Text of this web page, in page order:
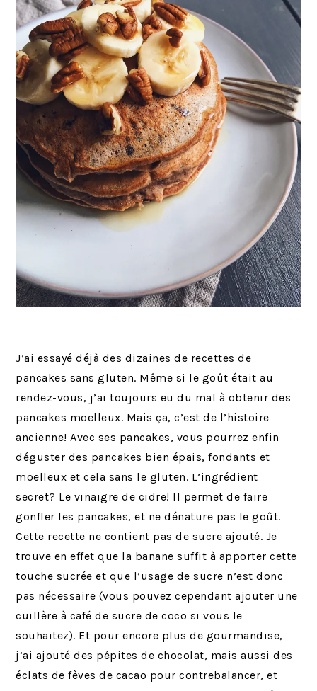
J’ai essayé déjà des dizaines de recettes de
pancakes sans gluten. Même si le goût était au
rendez-vous, j’ai toujours eu du mal à obtenir des
pancakes moelleux. Mais ça, c’est de l’histoire
ancienne! Avec ses pancakes, vous pourrez enfin
déguster des pancakes bien épais, fondants et
moelleux et cela sans le gluten. L’ingrédient
secret? Le vinaigre de cidre! Il permet de faire
gonfler les pancakes, et ne dénature pas le goût.
Cette recette ne contient pas de sucre ajouté. Je
trouve en effet que la banane suffit à apporter cette
touche sucrée et que l’usage de sucre n’est donc
pas nécessaire (vous pouvez cependant ajouter une
cuillère à café de sucre de coco si vous le
souhaitez). Et pour encore plus de gourmandise,
j’ai ajouté des pépites de chocolat, mais aussi des
éclats de fèves de cacao pour contrebalancer, et